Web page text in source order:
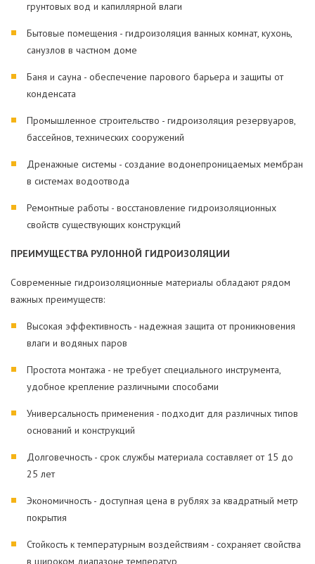
грунтовых вод и капиллярной влаги
Бытовые помещения - гидроизоляция ванных комнат, кухонь,
санузлов в частном доме
Баня и сауна - обеспечение парового барьера и защиты от
конденсата
Промышленное строительство - гидроизоляция резервуаров,
бассейнов, технических сооружений
Дренажные системы - создание водонепроницаемых мембран
в системах водоотвода
Ремонтные работы - восстановление гидроизоляционных
свойств существующих конструкций
ПРЕИМУЩЕСТВА РУЛОННОЙ ГИДРОИЗОЛЯЦИИ
Современные гидроизоляционные материалы обладают рядом
важных преимуществ:
Высокая эффективность - надежная защита от проникновения
влаги и водяных паров
Простота монтажа - не требует специального инструмента,
удобное крепление различными способами
Универсальность применения - подходит для различных типов
оснований и конструкций
Долговечность - срок службы материала составляет от 15 до
25 лет
Экономичность - доступная цена в рублях за квадратный метр
покрытия
Стойкость к температурным воздействиям - сохраняет свойства
в широком диапазоне температур